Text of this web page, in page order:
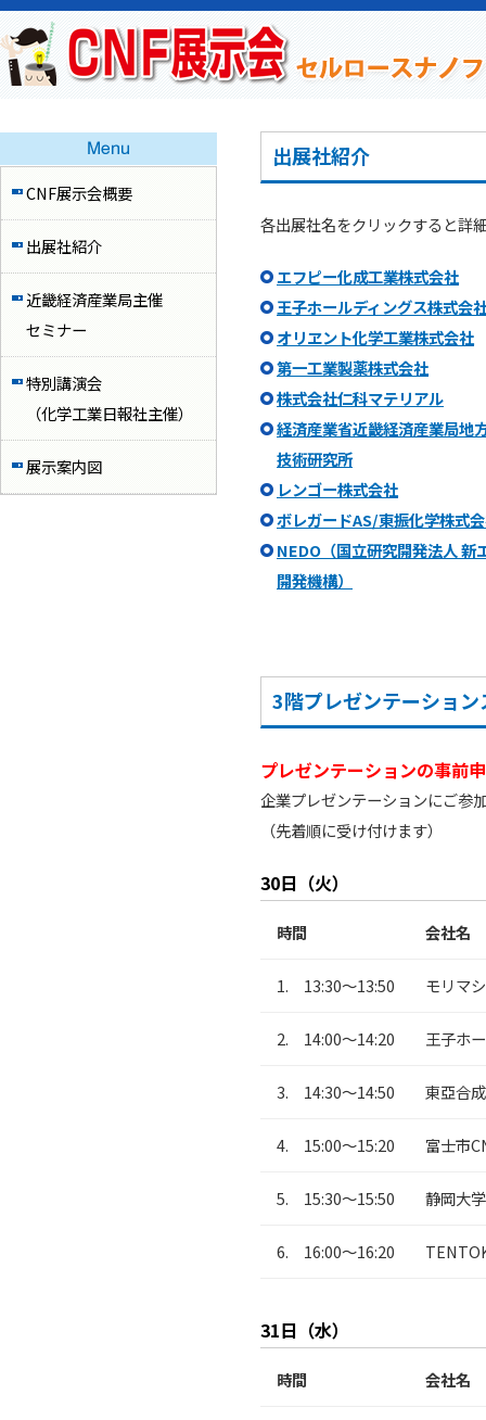
CNF展示会概要
出展社紹介
近畿経済産業局主催
セミナー
特別講演会
（化学工業日報社主催）
展示案内図
出展社紹介
各出展社名をクリックすると詳
エフピー化成工業株式会社
王子ホールディングス株式会
オリヱント化学工業株式会社
第一工業製薬株式会社
株式会社仁科マテリアル
経済産業省近畿経済産業局地
技術研究所
レンゴー株式会社
ボレガードAS/東振化学株式
NEDO（国立研究開発法人 新
開発機構）
3階プレゼンテーション
プレゼンテーションの事前
企業プレゼンテーションにご参
（先着順に受け付けます）
30日（火）
時間 会社名
1. 13:30～13:50 モリマ
2. 14:00～14:20 王子ホ
3. 14:30～14:50 東亞合
4. 15:00～15:20 富士市
5. 15:30～15:50 静岡大学
6. 16:00～16:20
31日（水）
時間 会社名